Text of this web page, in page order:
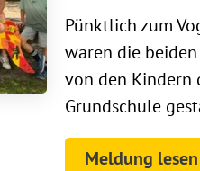
Pünktlich zum
waren die
von den Kindern
Grundschule
Meldung lesen